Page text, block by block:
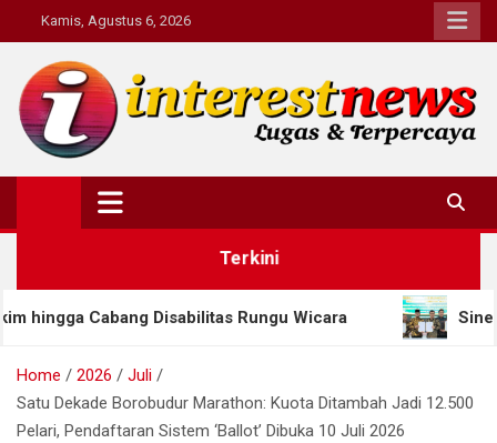
to
content
Kamis, Agustus 6, 2026
Interestnews.or.id
Terkini
Rungu Wicara Sinergi Dua Provinsi:
Home 2026
Juli
Satu Dekade Borobudur Marathon: Kuota Ditambah Jadi 12.500
Pelari, Pendaftaran Sistem ‘Ballot’ Dibuka 10 Juli 2026